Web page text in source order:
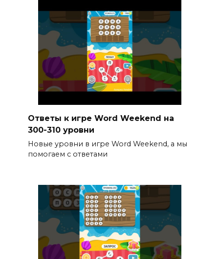
Ответы к игре Word Weekend на
300-310 уровни
Новые уровни в игре Word Weekend, а мы
помогаем с ответами